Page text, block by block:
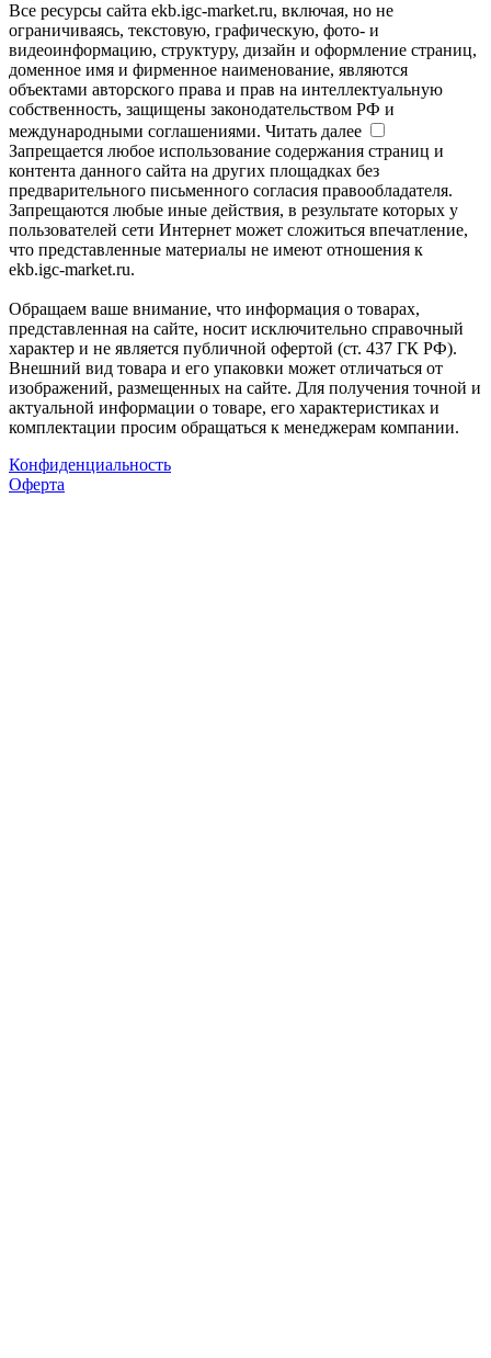
Все ресурсы сайта ekb.igc-market.ru, включая, но не
ограничиваясь, текстовую, графическую, фото- и
видеоинформацию, структуру, дизайн и оформление страниц,
доменное имя и фирменное наименование, являются
объектами авторского права и прав на интеллектуальную
собственность, защищены законодательством РФ и
международными соглашениями. Читать далее
Запрещается любое использование содержания страниц и
контента данного сайта на других площадках без
предварительного письменного согласия правообладателя.
Запрещаются любые иные действия, в результате которых у
пользователей сети Интернет может сложиться впечатление,
что представленные материалы не имеют отношения к
ekb.igc-market.ru.
Обращаем ваше внимание, что информация о товарах,
представленная на сайте, носит исключительно справочный
характер и не является публичной офертой (ст. 437 ГК РФ).
Внешний вид товара и его упаковки может отличаться от
изображений, размещенных на сайте. Для получения точной и
актуальной информации о товаре, его характеристиках и
комплектации просим обращаться к менеджерам компании.
Конфиденциальность
Оферта